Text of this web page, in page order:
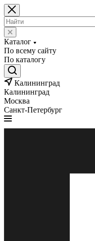
Каталог
По всему сайту
По каталогу
Калининград
Калининград
Москва
Санкт-Петербург